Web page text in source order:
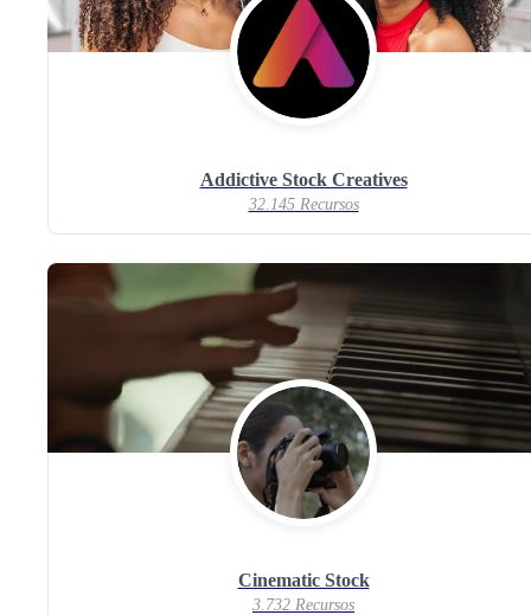
Addictive Stock Creatives
32.145 Recursos
Cinematic Stock
3.732 Recursos